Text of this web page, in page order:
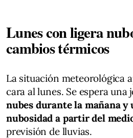
Lunes con ligera
cambios térmicos
La situación meteorológica
cara al lunes. Se espera una
nubes durante la mañana y
nubosidad a partir del
previsión de lluvias.